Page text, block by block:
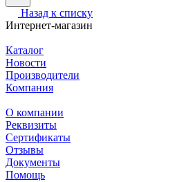
Назад к списку
Интернет-магазин
Каталог
Новости
Производители
Компания
О компании
Реквизиты
Сертификаты
Отзывы
Документы
Помощь